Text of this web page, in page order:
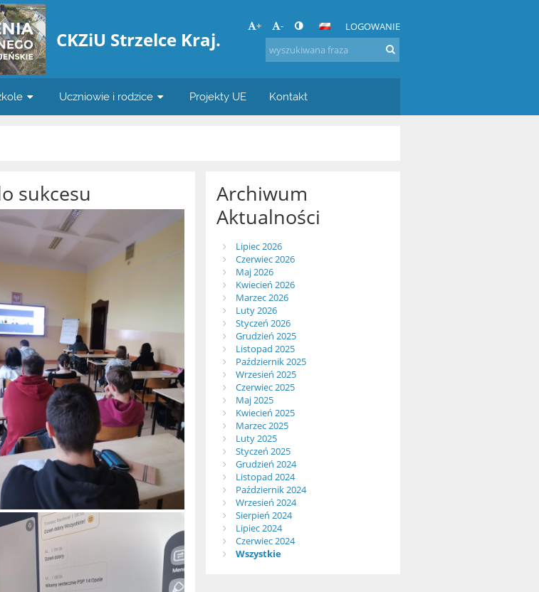
CKZiU Strzelce Kraj.
+ - LOGOWANIE
Uczniowie i rodzice Projekty UE Kontakt
sukcesu
Archiwum
Aktualności
Lipiec 2026
Czerwiec 2026
Maj 2026
Kwiecień 2026
Marzec 2026
Luty 2026
Styczeń 2026
Grudzień 2025
Listopad 2025
Październik 2025
Wrzesień 2025
Czerwiec 2025
Maj 2025
Kwiecień 2025
Marzec 2025
Luty 2025
Styczeń 2025
Grudzień 2024
Listopad 2024
Październik 2024
Wrzesień 2024
Sierpień 2024
Lipiec 2024
Czerwiec 2024
Wszystkie